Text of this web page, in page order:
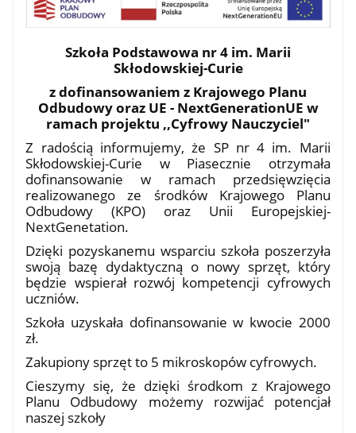
Szkoła Podstawowa nr 4 im. Marii
Skłodowskiej-Curie
z dofinansowaniem z Krajowego Planu
Odbudowy oraz UE - NextGenerationUE w
ramach projektu ,,Cyfrowy Nauczyciel"
Z radością informujemy, że SP nr 4 im. Marii
Skłodowskiej-Curie w Piasecznie otrzymała
dofinansowanie w ramach przedsięwzięcia
realizowanego ze środków Krajowego Planu
Odbudowy (KPO) oraz Unii Europejskiej-
NextGenetation.
Dzięki pozyskanemu wsparciu szkoła poszerzyła
swoją bazę dydaktyczną o nowy sprzęt, który
będzie wspierał rozwój kompetencji cyfrowych
uczniów.
Szkoła uzyskała dofinansowanie w kwocie 2000
zł.
Zakupiony sprzęt to 5 mikroskopów cyfrowych.
Cieszymy się, że dzięki środkom z Krajowego
Planu Odbudowy możemy rozwijać potencjał
naszej szkoły